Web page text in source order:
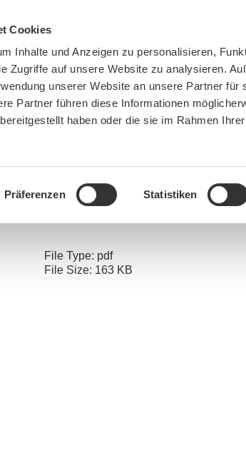
Cookies
Inhalte und Anzeigen zu personalisieren,
Zugriffe auf unsere Website zu analysieren.
unserer Website an unsere Partner für
Partner führen diese Informationen
haben oder die sie im Rahmen
Präferenzen Statistiken
BN MÜNCHEN MITMACHEN SPENDEN
are here: Home » NEIN zur Olympia-Bewerbung » Grüner
File Type: pdf
File Size: 163 KB